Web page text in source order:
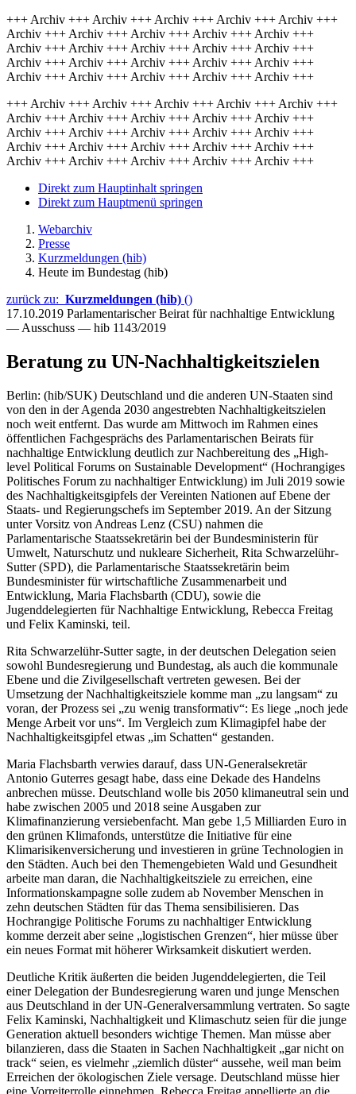
+++ Archiv +++ Archiv +++ Archiv +++ Archiv +++ Archiv +++
Archiv +++ Archiv +++ Archiv +++ Archiv +++ Archiv +++
Archiv +++ Archiv +++ Archiv +++ Archiv +++ Archiv +++
Archiv +++ Archiv +++ Archiv +++ Archiv +++ Archiv +++
Archiv +++ Archiv +++ Archiv +++ Archiv +++ Archiv +++
+++ Archiv +++ Archiv +++ Archiv +++ Archiv +++ Archiv +++
Archiv +++ Archiv +++ Archiv +++ Archiv +++ Archiv +++
Archiv +++ Archiv +++ Archiv +++ Archiv +++ Archiv +++
Archiv +++ Archiv +++ Archiv +++ Archiv +++ Archiv +++
Archiv +++ Archiv +++ Archiv +++ Archiv +++ Archiv +++
Direkt zum Hauptinhalt springen
Direkt zum Hauptmenü springen
Webarchiv
Presse
Kurzmeldungen (hib)
Heute im Bundestag (hib)
zurück zu: Kurzmeldungen (hib) ()
17.10.2019 Parlamentarischer Beirat für nachhaltige Entwicklung
— Ausschuss — hib 1143/2019
Beratung zu UN-Nachhaltigkeitszielen
Berlin: (hib/SUK) Deutschland und die anderen UN-Staaten sind
von den in der Agenda 2030 angestrebten Nachhaltigkeitszielen
noch weit entfernt. Das wurde am Mittwoch im Rahmen eines
öffentlichen Fachgesprächs des Parlamentarischen Beirats für
nachhaltige Entwicklung deutlich zur Nachbereitung des „High-
level Political Forums on Sustainable Development“ (Hochrangiges
Politisches Forum zu nachhaltiger Entwicklung) im Juli 2019 sowie
des Nachhaltigkeitsgipfels der Vereinten Nationen auf Ebene der
Staats- und Regierungschefs im September 2019. An der Sitzung
unter Vorsitz von Andreas Lenz (CSU) nahmen die
Parlamentarische Staatssekretärin bei der Bundesministerin für
Umwelt, Naturschutz und nukleare Sicherheit, Rita Schwarzelühr-
Sutter (SPD), die Parlamentarische Staatssekretärin beim
Bundesminister für wirtschaftliche Zusammenarbeit und
Entwicklung, Maria Flachsbarth (CDU), sowie die
Jugenddelegierten für Nachhaltige Entwicklung, Rebecca Freitag
und Felix Kaminski, teil.
Rita Schwarzelühr-Sutter sagte, in der deutschen Delegation seien
sowohl Bundesregierung und Bundestag, als auch die kommunale
Ebene und die Zivilgesellschaft vertreten gewesen. Bei der
Umsetzung der Nachhaltigkeitsziele komme man „zu langsam“ zu
voran, der Prozess sei „zu wenig transformativ“: Es liege „noch jede
Menge Arbeit vor uns“. Im Vergleich zum Klimagipfel habe der
Nachhaltigkeitsgipfel etwas „im Schatten“ gestanden.
Maria Flachsbarth verwies darauf, dass UN-Generalsekretär
Antonio Guterres gesagt habe, dass eine Dekade des Handelns
anbrechen müsse. Deutschland wolle bis 2050 klimaneutral sein und
habe zwischen 2005 und 2018 seine Ausgaben zur
Klimafinanzierung versiebenfacht. Man gebe 1,5 Milliarden Euro in
den grünen Klimafonds, unterstütze die Initiative für eine
Klimarisikenversicherung und investieren in grüne Technologien in
den Städten. Auch bei den Themengebieten Wald und Gesundheit
arbeite man daran, die Nachhaltigkeitsziele zu erreichen, eine
Informationskampagne solle zudem ab November Menschen in
zehn deutschen Städten für das Thema sensibilisieren. Das
Hochrangige Politische Forums zu nachhaltiger Entwicklung
komme derzeit aber seine „logistischen Grenzen“, hier müsse über
ein neues Format mit höherer Wirksamkeit diskutiert werden.
Deutliche Kritik äußerten die beiden Jugenddelegierten, die Teil
einer Delegation der Bundesregierung waren und junge Menschen
aus Deutschland in der UN-Generalversammlung vertraten. So sagte
Felix Kaminski, Nachhaltigkeit und Klimaschutz seien für die junge
Generation aktuell besonders wichtige Themen. Man müsse aber
bilanzieren, dass die Staaten in Sachen Nachhaltigkeit „gar nicht on
track“ seien, es vielmehr „ziemlich düster“ aussehe, weil man beim
Erreichen der ökologischen Ziele versage. Deutschland müsse hier
eine Vorreiterrolle einnehmen. Rebecca Freitag appellierte an die